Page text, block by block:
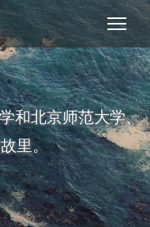
和北京师范大学、
里。